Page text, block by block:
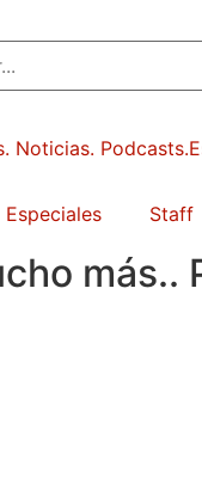
Especiales Staff
más..